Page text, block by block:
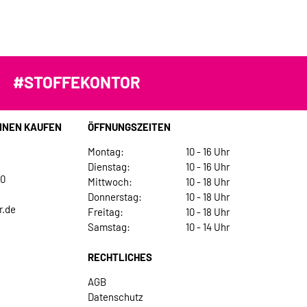
#STOFFEKONTOR
KAUFEN
ÖFFNUNGSZEITEN
Montag:
10 - 16 Uhr
Dienstag:
10 - 16 Uhr
Mittwoch:
10 - 18 Uhr
Donnerstag:
10 - 18 Uhr
Freitag:
10 - 18 Uhr
Samstag:
10 - 14 Uhr
RECHTLICHES
AGB
Datenschutz